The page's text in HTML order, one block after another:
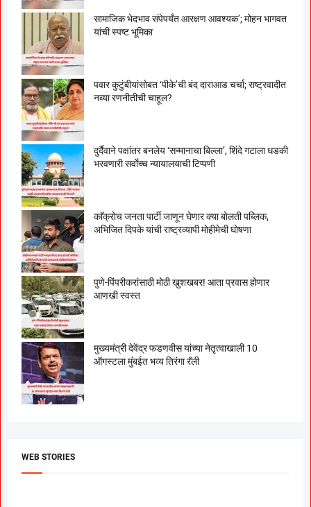
सामाजिक भेदभाव संपेपर्यंत आरक्षण आवश्यक’; मोहन भागवत
यांची स्पष्ट भूमिका
पवार कुटुंबीयांसोबत ‘पीके’ची बंद दाराआड चर्चा; राष्ट्रवादीत
नव्या रणनीतीची चाहूल?
दुर्दैवाने पक्षांतर बनलेय ‘सन्मानाचा बिल्ला’, शिंदे गटाला धडकी
भरवणारी सर्वाेच्च न्यायालयाची टिप्पणी
काॅक्राेच जनता पार्टी जाणून घेणार क्या बाेलती पब्लिक,
अभिजित दिपके यांची राष्ट्रव्यापी माेहीमेची घाेषणा
पुणे-पिंपरीकरांसाठी मोठी खुशखबर! आता प्रवास होणार
आणखी स्वस्त
मुख्यमंत्री देवेंद्र फडणवीस यांच्या नेतृत्वाखाली 10
ऑगस्टला मुंबईत भव्य तिरंगा रॅली
WEB STORIES